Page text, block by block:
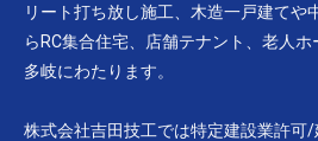
リート打ち放し施工、木造一戸建てや
らRC集合住宅、店舗テナント、老人
多岐にわたります。
株式会社吉田技工では特定建設業許可